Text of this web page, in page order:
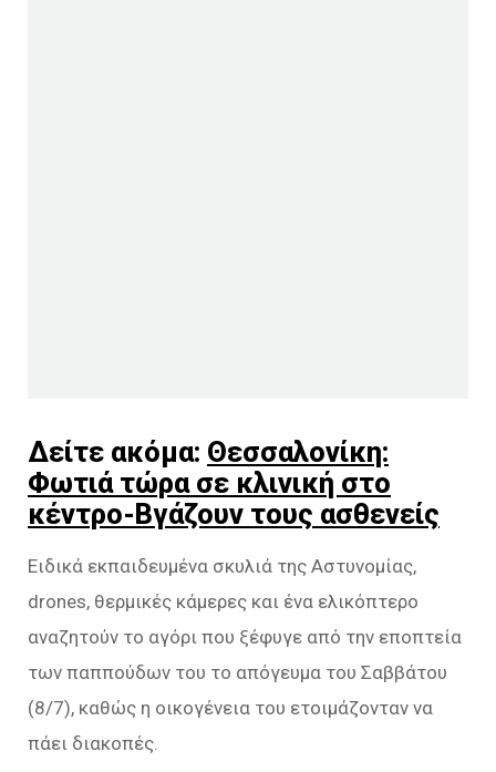
Δείτε ακόμα: Θεσσαλονίκη:
Φωτιά τώρα σε κλινική στο
κέντρο-Βγάζουν τους ασθενείς
Ειδικά εκπαιδευμένα σκυλιά της Αστυνομίας,
drones, θερμικές κάμερες και ένα ελικόπτερο
αναζητούν το αγόρι που ξέφυγε από την εποπτεία
των παππούδων του το απόγευμα του Σαββάτου
(8/7), καθώς η οικογένεια του ετοιμάζονταν να
πάει διακοπές.